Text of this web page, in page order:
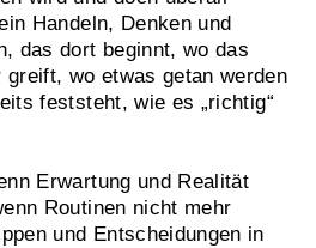
Handeln, Denken und
das dort beginnt, wo das
greift, wo etwas getan werden
feststeht, wie es „richtig“
Erwartung und Realität
Routinen nicht mehr
und Entscheidungen in